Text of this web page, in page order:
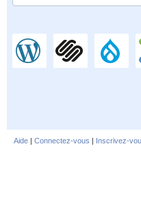
Aide | Connectez-vous | Inscrivez-